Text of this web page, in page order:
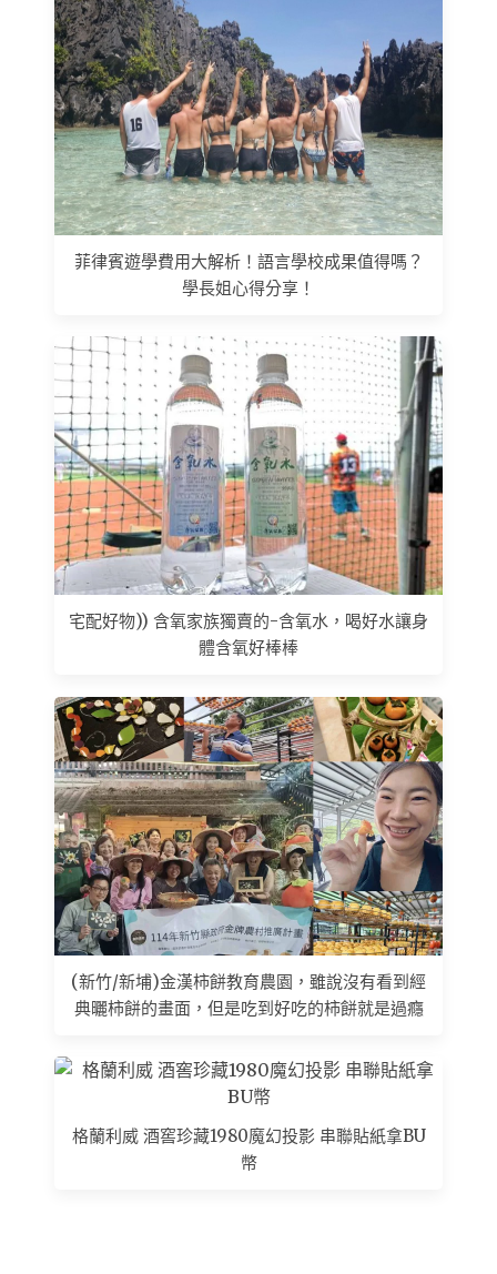
菲律賓遊學費用大解析！語言學校成果值得嗎？
學長姐心得分享！
宅配好物)) 含氧家族獨賣的-含氧水，喝好水讓身
體含氧好棒棒
(新竹/新埔)金漢柿餅教育農園，雖說沒有看到經
典曬柿餅的畫面，但是吃到好吃的柿餅就是過癮
格蘭利威 酒窖珍藏1980魔幻投影 串聯貼紙拿BU
幣